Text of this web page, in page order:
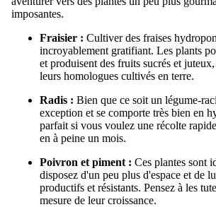
imposantes.
Fraisier : Cultiver des fraises
incroyablement gratifiant. Les plants
et produisent des fruits sucrés et
leurs homologues cultivés en terre.
Radis : Bien que ce soit un légume-
exception et se comporte très bien en
parfait si vous voulez une récolte
en à peine un mois.
Poivron et piment : Ces plantes sont
disposez d'un peu plus d'espace et de
productifs et résistants. Pensez à les
mesure de leur croissance.